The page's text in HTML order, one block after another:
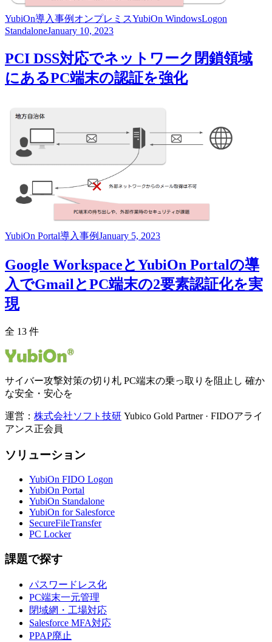
YubiOn導入事例 オンプレミスYubiOn WindowsLogon
StandaloneJanuary 10, 2023
PCI DSS対応でネットワーク閉鎖領域
にあるPC端末の認証を強化
YubiOn Portal導入事例January 5, 2023
Google WorkspaceとYubiOn Portalの導
入でGmailとPC端末の2要素認証化を実
現
全 13 件
サイバー攻撃対策の切り札 PC端末の乗っ取りを阻止し 確か
な安全・安心を
運営： 株式会社ソフト技研 Yubico Gold Partner · FIDOアライ
アンス正会員
ソリューション
YubiOn FIDO Logon
YubiOn Portal
YubiOn Standalone
YubiOn for Salesforce
SecureFileTransfer
PC Locker
課題で探す
パスワードレス化
PC端末一元管理
閉域網・工場対応
Salesforce MFA対応
PPAP廃止